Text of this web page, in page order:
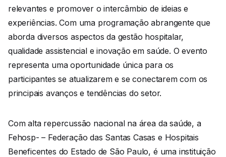
relevantes e promover o intercâmbio de ideias e
experiências. Com uma programação abrangente que
aborda diversos aspectos da gestão hospitalar,
qualidade assistencial e inovação em saúde. O evento
representa uma oportunidade única para os
participantes se atualizarem e se conectarem com os
principais avanços e tendências do setor.
Com alta repercussão nacional na área da saúde, a
Fehosp- – Federação das Santas Casas e Hospitais
Beneficentes do Estado de São Paulo, é uma instituição